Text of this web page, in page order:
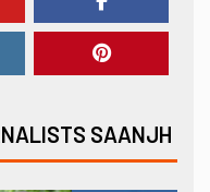
SAANJH